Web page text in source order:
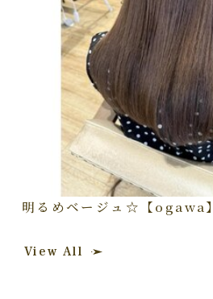
明るめベージュ☆【ogawa】
View All